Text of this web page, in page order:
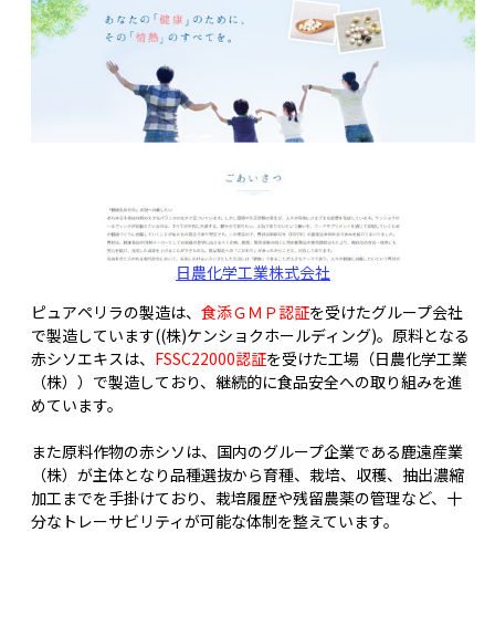
日農化学工業株式会社
ピュアペリラの製造は、 食添ＧＭＰ認証を受けたグループ会社
で製造しています((株)ケンショクホールディング)。原料となる
赤シソエキスは、 FSSC22000認証を受けた工場（日農化学工業
（株））で製造しており、継続的に食品安全への取り組みを進
めています。
また原料作物の赤シソは、国内のグループ企業である鹿遠産業
（株）が主体となり品種選抜から育種、栽培、収穫、抽出濃縮
加工までを手掛けており、栽培履歴や残留農薬の管理など、十
分なトレーサビリティが可能な体制を整えています。